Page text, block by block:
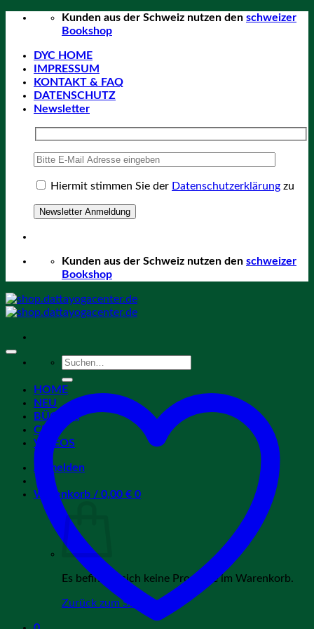
Zum
Kunden aus der Schweiz nutzen den schweizer
Bookshop
DYC HOME
IMPRESSUM
KONTAKT & FAQ
DATENSCHUTZ
Newsletter
Hiermit stimmen Sie der Datenschutzerklärung zu
Kunden aus der Schweiz nutzen den schweizer
Bookshop
Suchen
nach:
HOME
NEU
BÜCHER
CDs
VIDEOS
Anmelden
Warenkorb / 0,00 € 0
Es befinden sich keine Produkte im Warenkorb.
Zurück zum Shop